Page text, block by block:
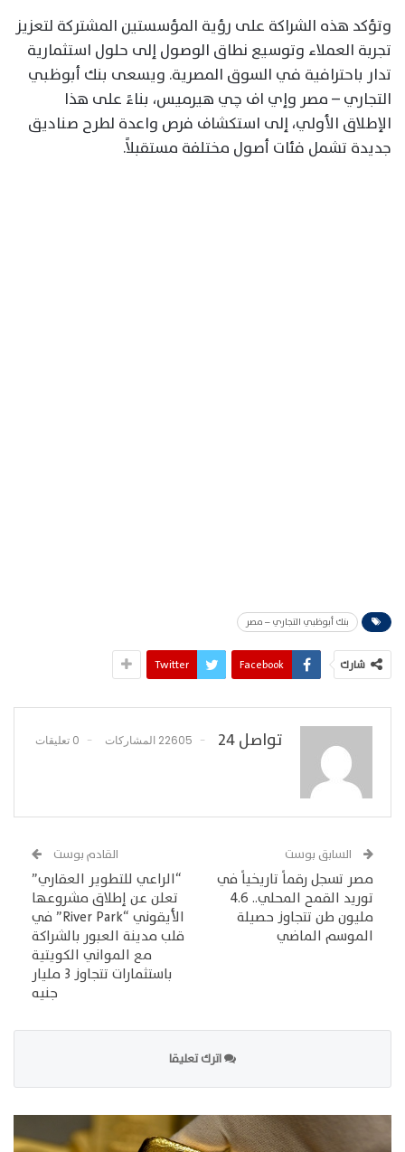
وتؤكد هذه الشراكة على رؤية المؤسستين المشتركة لتعزيز
تجربة العملاء وتوسيع نطاق الوصول إلى حلول استثمارية
تدار باحترافية في السوق المصرية. ويسعى بنك أبوظبي
التجاري – مصر وإي اف چي هيرميس، بناءً على هذا
الإطلاق الأولي، إلى استكشاف فرص واعدة لطرح صناديق
جديدة تشمل فئات أصول مختلفة مستقبلاً.
بنك أبوظبي التجاري – مصر
شارك Facebook
Twitter
تواصل 24 22605 المشاركات 0 تعليقات
السابق بوست
مصر تسجل رقماً تاريخياً في
توريد القمح المحلي.. 4.6
مليون طن تتجاوز حصيلة
الموسم الماضي
القادم بوست
“الراعي للتطوير العقاري”
تعلن عن إطلاق مشروعها
الأيقوني “River Park” في
قلب مدينة العبور بالشراكة
مع المواني الكويتية
باستثمارات تتجاوز 3 مليار
جنيه
اترك تعليقا